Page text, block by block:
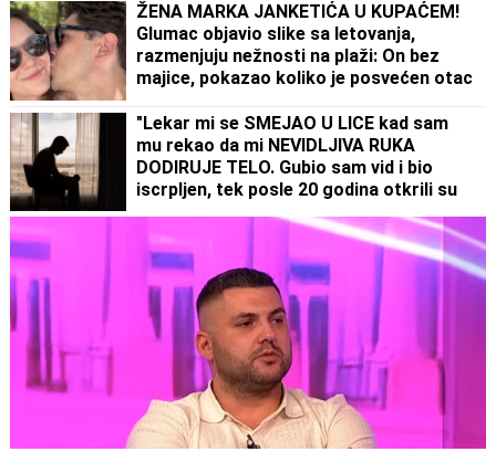
ŽENA MARKA JANKETIĆA U KUPAĆEM!
Glumac objavio slike sa letovanja,
razmenjuju nežnosti na plaži: On bez
majice, pokazao koliko je posvećen otac
"Lekar mi se SMEJAO U LICE kad sam
mu rekao da mi NEVIDLJIVA RUKA
DODIRUJE TELO. Gubio sam vid i bio
iscrpljen, tek posle 20 godina otkrili su